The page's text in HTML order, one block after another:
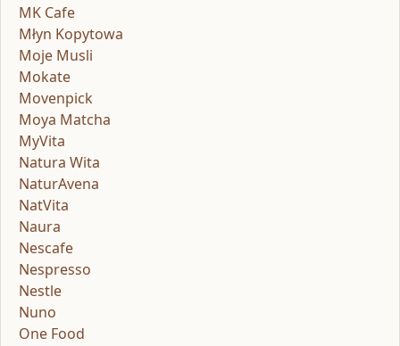
MK Cafe
Młyn Kopytowa
Moje Musli
Mokate
Movenpick
Moya Matcha
MyVita
Natura Wita
NaturAvena
NatVita
Naura
Nescafe
Nespresso
Nestle
Nuno
One Food